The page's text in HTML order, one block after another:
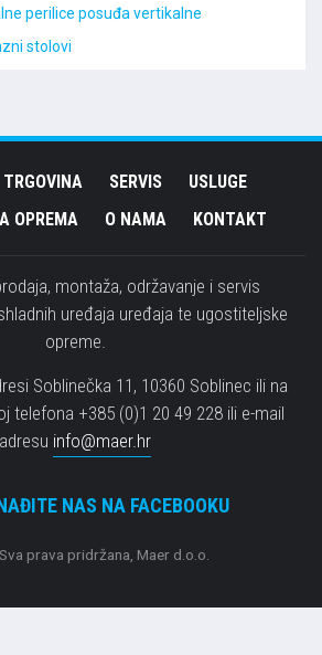
perilice posuđa vertikalne
stolovi
TRGOVINA SERVIS
USLUGE
OPREMA
O NAMA KONTAKT
montaža, održavanje i servis
uređaja uređaja te ugostiteljske
opreme.
Soblinečka 11, 10360 Soblinec ili na
telefona +385 (0)1 20 49 228 ili e-mail
adresu info@maer.hr
NAS NA FACEBOOKU
prava pridržana, Maer d.o.o.